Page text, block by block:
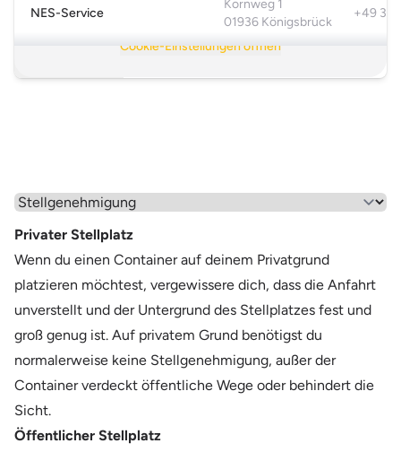
anzuzeigen.
Cookie-Einstellungen öffnen
NES-Service
Kornweg 1
01936 Königsbrück
+49
Wähle einen Menüpunkt aus
Privater Stellplatz
Wenn du einen Container auf deinem Privatgrund
platzieren möchtest, vergewissere dich, dass die Anfahrt
unverstellt und der Untergrund des Stellplatzes fest und
groß genug ist. Auf privatem Grund benötigst du
normalerweise keine Stellgenehmigung, außer der
Container verdeckt öffentliche Wege oder behindert die
Sicht.
Öffentlicher Stellplatz